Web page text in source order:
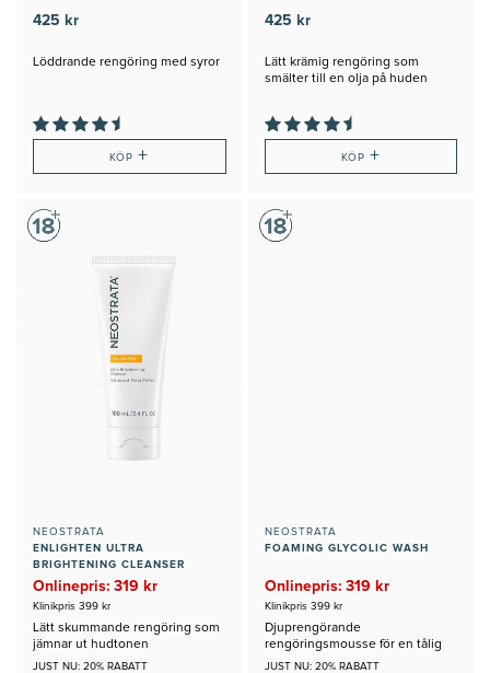
425 kr
Löddrande rengöring med syror
KÖP+
425 kr
Lätt krämig rengöring som
smälter till en olja på huden
KÖP +
NEOSTRATA
ENLIGHTEN ULTRA
BRIGHTENING CLEANSER
Onlinepris: 319 kr
Klinikpris 399 kr
Lätt skummande rengöring som
jämnar ut hudtonen
JUST NU: 20% RABATT
NEOSTRATA
FOAMING GLYCOLIC WASH
Onlinepris: 319 kr
Klinikpris 399 kr
Djuprengörande
rengöringsmousse för en tålig
hud
JUST NU: 20% RABATT